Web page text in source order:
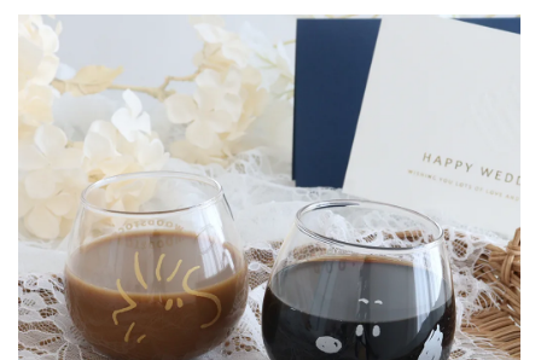
その他
※沖縄県へのお届けは送料別の商品1,800円、送料無料の商品
1,000円 別途送料加算となります。
※土・日・祝日の発送業務はお休みです。
※名入りアイテムは ４～６日（土日祝除く）程度製作日数がかか
ります。
お早めにご注文ください。（土日祝祭日を除く）
用途
結婚祝 誕生日祝 新築祝 記念日 ご出産・内祝い各種お祝い
など